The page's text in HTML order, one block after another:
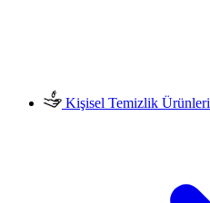
Kişisel Temizlik Ürünleri